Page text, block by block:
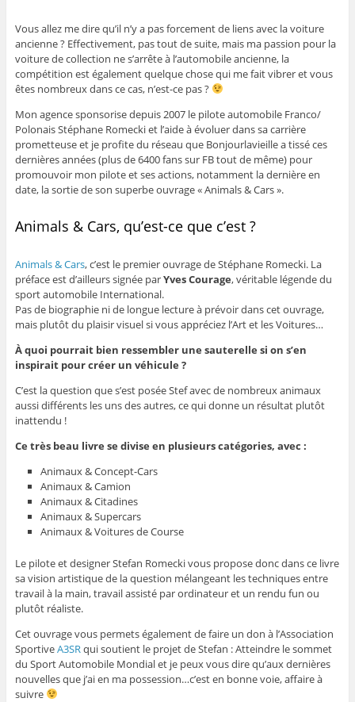
Vous allez me dire qu’il n’y a pas forcement de liens avec la voiture
ancienne ? Effectivement, pas tout de suite, mais ma passion pour la
voiture de collection ne s’arrête à l’automobile ancienne, la
compétition est également quelque chose qui me fait vibrer et vous
êtes nombreux dans ce cas, n’est-ce pas ?
Mon agence sponsorise depuis 2007 le pilote automobile Franco/
Polonais Stéphane Romecki et l’aide à évoluer dans sa carrière
prometteuse et je profite du réseau que Bonjourlavieille a tissé ces
dernières années (plus de 6400 fans sur FB tout de même) pour
promouvoir mon pilote et ses actions, notamment la dernière en
date, la sortie de son superbe ouvrage « Animals & Cars ».
Animals & Cars, qu’est-ce que c’est ?
Animals & Cars, c’est le premier ouvrage de Stéphane Romecki. La
préface est d’ailleurs signée parYves Courage, véritable légende du
sport automobile International.
Pas de biographie ni de longue lecture à prévoir dans cet ouvrage,
mais plutôt du plaisir visuel si vous appréciez l’Art et les Voitures…
À quoi pourrait bien ressembler une sauterelle si on s’en
inspirait pour créer un véhicule ?
C’est la question que s’est posée Stef avec de nombreux animaux
aussi différents les uns des autres, ce qui donne un résultat plutôt
inattendu !
Ce très beau livre se divise en plusieurs catégories, avec :
Animaux & Concept-Cars
Animaux & Camion
Animaux & Citadines
Animaux & Supercars
Animaux & Voitures de Course
Le pilote et designer Stefan Romecki vous propose donc dans ce livre
sa vision artistique de la question mélangeant les techniques entre
travail à la main, travail assisté par ordinateur et un rendu fun ou
plutôt réaliste.
Cet ouvrage vous permets également de faire un don à l’Association
SportiveA3SRqui soutient le projet de Stefan : Atteindre le sommet
du Sport Automobile Mondial et je peux vous dire qu’aux dernières
nouvelles que j’ai en ma possession…c’est en bonne voie, affaire à
suivre